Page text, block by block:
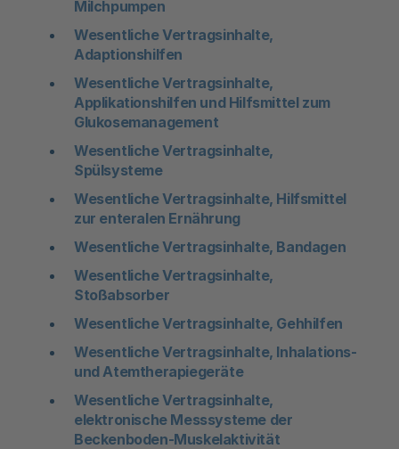
Milchpumpen
Wesentliche Vertragsinhalte,
Adaptionshilfen
Wesentliche Vertragsinhalte,
Applikationshilfen und Hilfsmittel zum
Glukosemanagement
Wesentliche Vertragsinhalte,
Spülsysteme
Wesentliche Vertragsinhalte, Hilfsmittel
zur enteralen Ernährung
Wesentliche Vertragsinhalte, Bandagen
Wesentliche Vertragsinhalte,
Stoßabsorber
Wesentliche Vertragsinhalte, Gehhilfen
Wesentliche Vertragsinhalte, Inhalations-
und Atemtherapiegeräte
Wesentliche Vertragsinhalte,
elektronische Messsysteme der
Beckenboden-Muskelaktivität